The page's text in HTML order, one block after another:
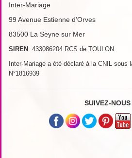
Inter-Mariage
99 Avenue Estienne d'Orves
83500 La Seyne sur Mer
SIREN: 433086204 RCS de TOULON
Inter-Mariage a été déclaré à la CNIL sous
N°1816939
SUIVEZ-NOUS